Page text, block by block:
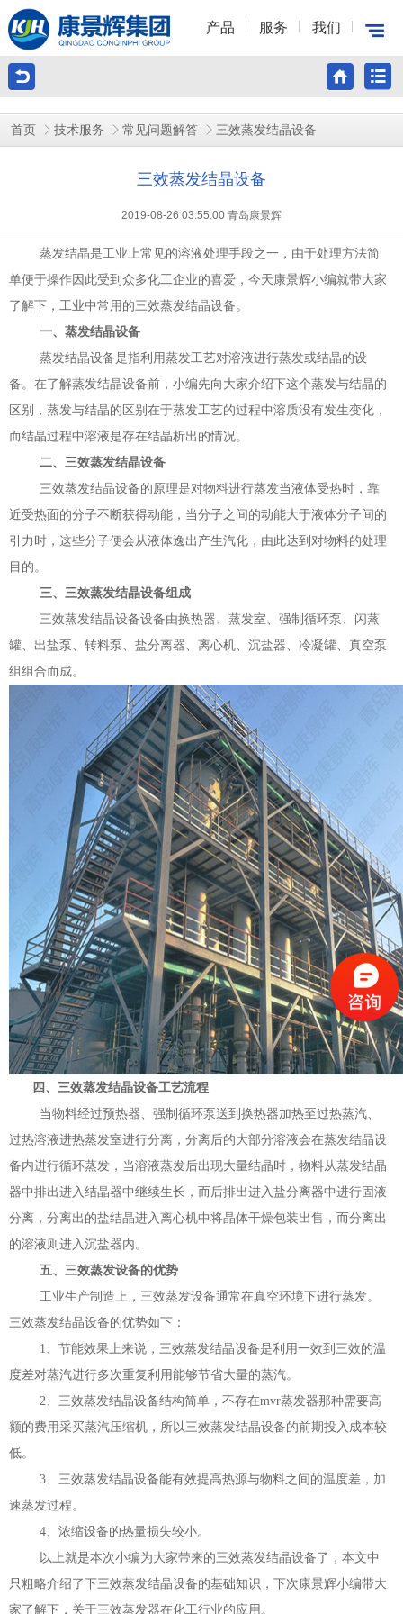
产品 服务 我们
首页 技术服务 常见问题解答 三效蒸发结晶设备
三效蒸发结晶设备
2019-08-26 03:55:00 青岛康景辉
蒸发结晶是工业上常见的溶液处理手段之一，由于处理方法简
单便于操作因此受到众多化工企业的喜爱，今天康景辉小编就带大家
了解下，工业中常用的三效蒸发结晶设备。
一、蒸发结晶设备
蒸发结晶设备是指利用蒸发工艺对溶液进行蒸发或结晶的设
备。在了解蒸发结晶设备前，小编先向大家介绍下这个蒸发与结晶的
区别，蒸发与结晶的区别在于蒸发工艺的过程中溶质没有发生变化，
而结晶过程中溶液是存在结晶析出的情况。
二、三效蒸发结晶设备
三效蒸发结晶设备的原理是对物料进行蒸发当液体受热时，靠
近受热面的分子不断获得动能，当分子之间的动能大于液体分子间的
引力时，这些分子便会从液体逸出产生汽化，由此达到对物料的处理
目的。
三、三效蒸发结晶设备组成
三效蒸发结晶设备设备由换热器、蒸发室、强制循环泵、闪蒸
罐、出盐泵、转料泵、盐分离器、离心机、沉盐器、冷凝罐、真空泵
组组合而成。
四、三效蒸发结晶设备工艺流程
当物料经过预热器、强制循环泵送到换热器加热至过热蒸汽、
过热溶液进热蒸发室进行分离，分离后的大部分溶液会在蒸发结晶设
备内进行循环蒸发，当溶液蒸发后出现大量结晶时，物料从蒸发结晶
器中排出进入结晶器中继续生长，而后排出进入盐分离器中进行固液
分离，分离出的盐结晶进入离心机中将晶体干燥包装出售，而分离出
的溶液则进入沉盐器内。
五、三效蒸发设备的优势
工业生产制造上，三效蒸发设备通常在真空环境下进行蒸发。
三效蒸发结晶设备的优势如下：
1、节能效果上来说，三效蒸发结晶设备是利用一效到三效的温
度差对蒸汽进行多次重复利用能够节省大量的蒸汽。
2、三效蒸发结晶设备结构简单，不存在mvr蒸发器那种需要高
额的费用采买蒸汽压缩机，所以三效蒸发结晶设备的前期投入成本较
低。
3、三效蒸发结晶设备能有效提高热源与物料之间的温度差，加
速蒸发过程。
4、浓缩设备的热量损失较小。
以上就是本次小编为大家带来的三效蒸发结晶设备了，本文中
只粗略介绍了下三效蒸发结晶设备的基础知识，下次康景辉小编带大
家了解下，关于三效蒸发器在化工行业的应用。